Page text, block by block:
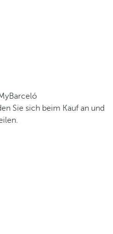
Sie sich beim Kauf an und